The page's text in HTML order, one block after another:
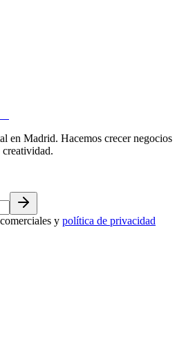
en Madrid. Hacemos crecer negocios
y política de privacidad